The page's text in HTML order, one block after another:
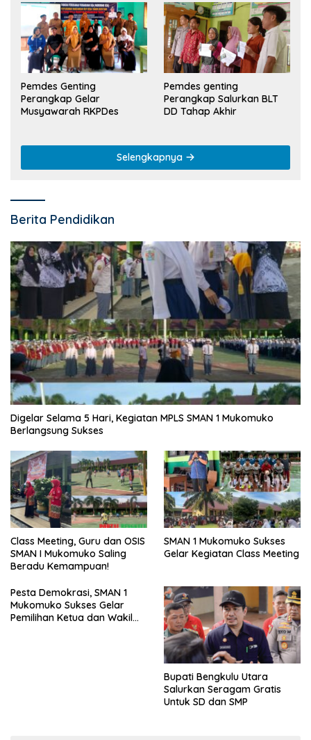
Pemdes Genting
Perangkap Gelar
Musyawarah RKPDes
Pemdes genting
Perangkap Salurkan BLT
DD Tahap Akhir
Selengkapnya
Berita Pendidikan
Digelar Selama 5 Hari, Kegiatan MPLS SMAN 1 Mukomuko
Berlangsung Sukses
Class Meeting, Guru dan OSIS
SMAN I Mukomuko Saling
Beradu Kemampuan!
SMAN 1 Mukomuko Sukses
Gelar Kegiatan Class Meeting
Pesta Demokrasi, SMAN 1
Mukomuko Sukses Gelar
Pemilihan Ketua dan Wakil
Bupati Bengkulu Utara
Salurkan Seragam Gratis
Untuk SD dan SMP